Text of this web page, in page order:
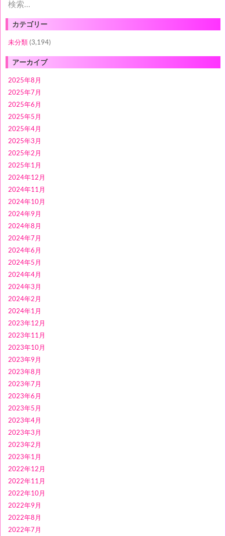
検
索:
カテゴリー
未分類 (3,194)
アーカイブ
2025年8月
2025年7月
2025年6月
2025年5月
2025年4月
2025年3月
2025年2月
2025年1月
2024年12月
2024年11月
2024年10月
2024年9月
2024年8月
2024年7月
2024年6月
2024年5月
2024年4月
2024年3月
2024年2月
2024年1月
2023年12月
2023年11月
2023年10月
2023年9月
2023年8月
2023年7月
2023年6月
2023年5月
2023年4月
2023年3月
2023年2月
2023年1月
2022年12月
2022年11月
2022年10月
2022年9月
2022年8月
2022年7月